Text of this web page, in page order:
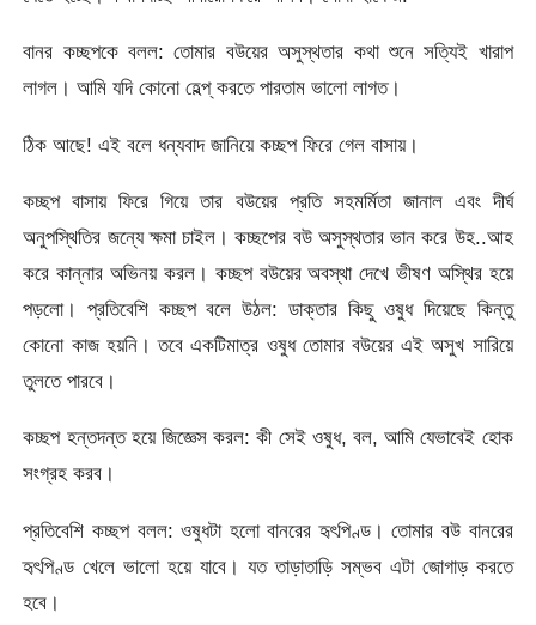
বানর কচ্ছপকে বলল: তোমার বউয়ের অসুস্থতার কথা শুনে সত্যিই খারাপ
লাগল। আমি যদি কোনো হেল্প্ করতে পারতাম ভালো লাগত।
ঠিক আছে! এই বলে ধন্যবাদ জানিয়ে কচ্ছপ ফিরে গেল বাসায়।
কচ্ছপ বাসায় ফিরে গিয়ে তার বউয়ের প্রতি সহমর্মিতা জানাল এবং দীর্ঘ
অনুপস্থিতির জন্যে ক্ষমা চাইল। কচ্ছপের বউ অসুস্থতার ভান করে উহ..আহ
করে কান্নার অভিনয় করল। কচ্ছপ বউয়ের অবস্থা দেখে ভীষণ অস্থির হয়ে
পড়লো। প্রতিবেশি কচ্ছপ বলে উঠল: ডাক্তার কিছু ওষুধ দিয়েছে কিন্তু
কোনো কাজ হয়নি। তবে একটিমাত্র ওষুধ তোমার বউয়ের এই অসুখ সারিয়ে
তুলতে পারবে।
কচ্ছপ হন্তদন্ত হয়ে জিজ্ঞেস করল: কী সেই ওষুধ, বল, আমি যেভাবেই হোক
সংগ্রহ করব।
প্রতিবেশি কচ্ছপ বলল: ওষুধটা হলো বানরের হৃৎপিণ্ড। তোমার বউ বানরের
হৃৎপিণ্ড খেলে ভালো হয়ে যাবে। যত তাড়াতাড়ি সম্ভব এটা জোগাড় করতে
হবে।